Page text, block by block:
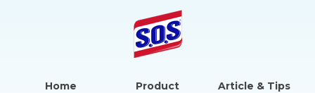
Home Product Article & Tips